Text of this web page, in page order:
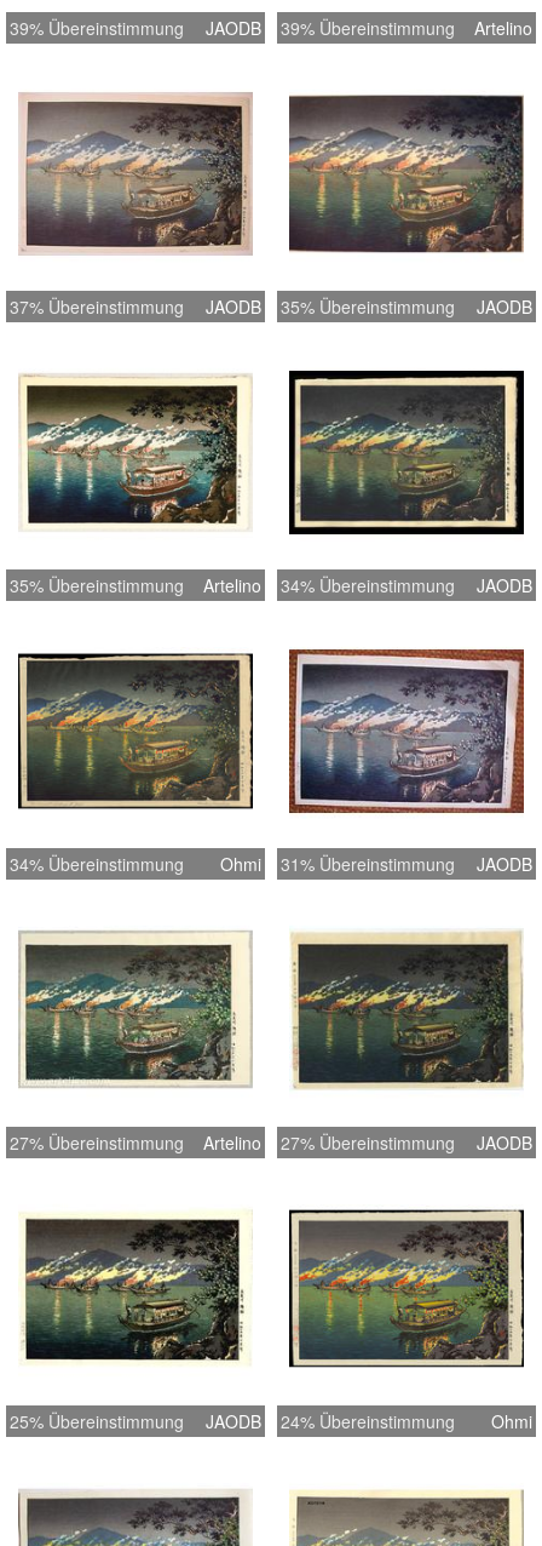
39% Übereinstimmung JAODB 39% Übereinstimmung Artelino
37% Übereinstimmung JAODB 35% Übereinstimmung JAODB
35% Übereinstimmung Artelino 34% Übereinstimmung JAODB
34% Übereinstimmung Ohmi 31% Übereinstimmung JAODB
27% Übereinstimmung Artelino 27% Übereinstimmung JAODB
25% Übereinstimmung JAODB 24% Übereinstimmung Ohmi